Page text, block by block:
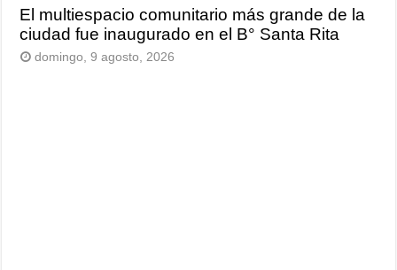
El multiespacio comunitario más grande de la
ciudad fue inaugurado en el B° Santa Rita
domingo, 9 agosto, 2026